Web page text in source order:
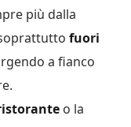
più dalla
fuori
a fianco
o la